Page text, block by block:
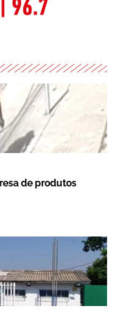
de produtos